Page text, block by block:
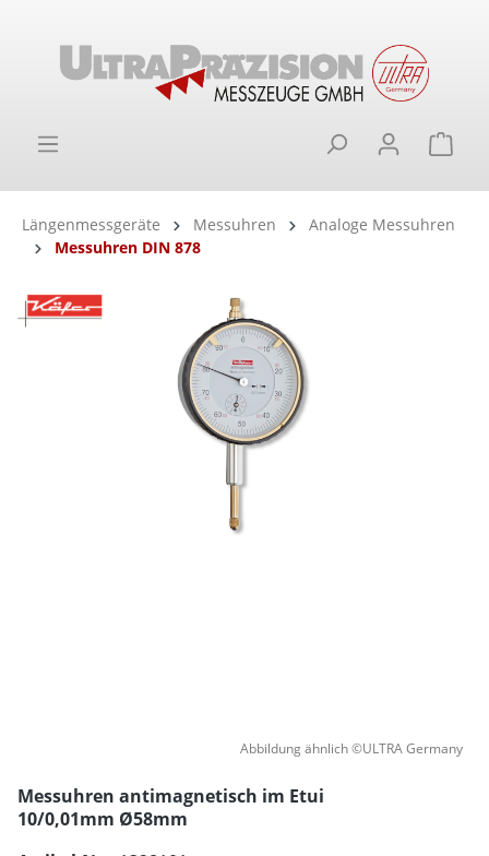
Längenmessgeräte Messuhren
Analoge Messuhren
Messuhren DIN 878
Bildergalerie überspringen
Abbildung ähnlich ©ULTRA Germany
Messuhren antimagnetisch im Etui
10/0,01mm Ø58mm